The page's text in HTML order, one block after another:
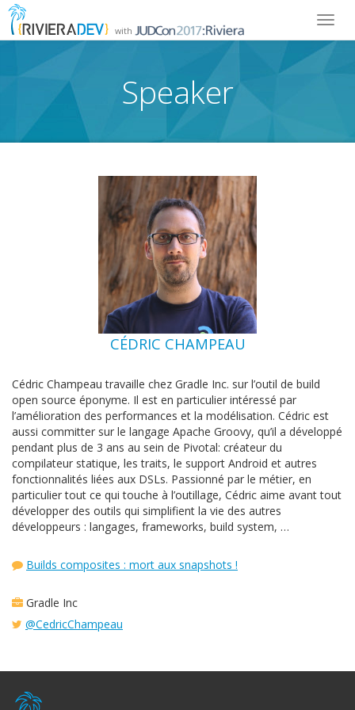
with
Speaker
CÉDRIC CHAMPEAU
Cédric Champeau travaille chez Gradle Inc. sur l’outil de build
open source éponyme. Il est en particulier intéressé par
l’amélioration des performances et la modélisation. Cédric est
aussi committer sur le langage Apache Groovy, qu’il a développé
pendant plus de 3 ans au sein de Pivotal: créateur du
compilateur statique, les traits, le support Android et autres
fonctionnalités liées aux DSLs. Passionné par le métier, en
particulier tout ce qui touche à l’outillage, Cédric aime avant tout
développer des outils qui simplifient la vie des autres
développeurs : langages, frameworks, build system, …
Builds composites : mort aux snapshots !
Gradle Inc
@CedricChampeau